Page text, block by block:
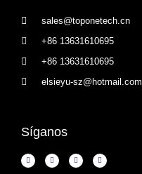
sales@toponetech.cn
+86 13631610695
+86 13631610695
elsieyu-sz@hotmail.com
Síganos